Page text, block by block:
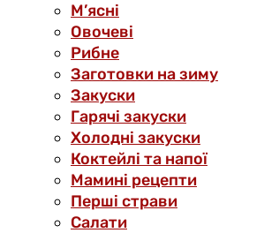
М’ясні
Овочеві
Рибне
Заготовки на зиму
Закуски
Гарячі закуски
Холодні закуски
Коктейлі та напої
Мамині рецепти
Перші страви
Салати